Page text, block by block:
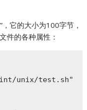
它的大小为100字节，
件的各种属性：
unix/test.sh"